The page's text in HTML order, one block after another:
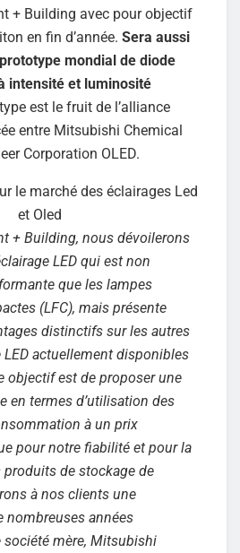
+ Building avec pour objectif
en fin d’année. Sera aussi
mondial de diode
intensité et luminosité
est le fruit de l’alliance
entre Mitsubishi Chemical
Corporation OLED.
+ Building, nous dévoilerons
LED qui est non
que les lampes
(LFC), mais présente
distinctifs sur les autres
LED actuellement disponibles
objectif est de proposer une
en termes d’utilisation des
à un prix
pour notre fiabilité et pour la
de stockage de
à nos clients une
nombreuses années
société mère, Mitsubishi